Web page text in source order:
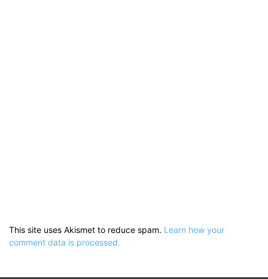
This site uses Akismet to reduce spam. Learn how your
comment data is processed.